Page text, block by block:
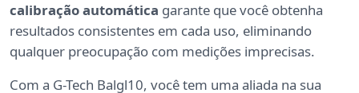
calibração automática garante que você obtenha
resultados consistentes em cada uso, eliminando
qualquer preocupação com medições imprecisas.
Com a G-Tech Balgl10, você tem uma aliada na sua